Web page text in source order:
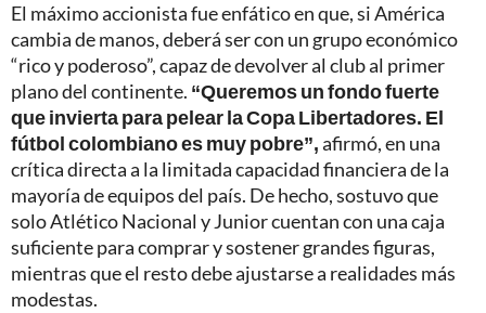
El máximo accionista fue enfático en que, si América
cambia de manos, deberá ser con un grupo económico
“rico y poderoso”, capaz de devolver al club al primer
plano del continente. “Queremos un fondo fuerte
que invierta para pelear la Copa Libertadores. El
fútbol colombiano es muy pobre”,afirmó, en una
crítica directa a la limitada capacidad financiera de la
mayoría de equipos del país. De hecho, sostuvo que
solo Atlético Nacional y Junior cuentan con una caja
suficiente para comprar y sostener grandes figuras,
mientras que el resto debe ajustarse a realidades más
modestas.